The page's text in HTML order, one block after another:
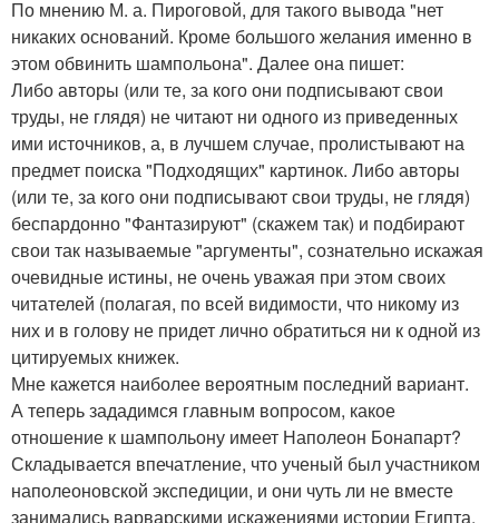
По мнению М. а. Пироговой, для такого вывода "нет
никаких оснований. Кроме большого желания именно в
этом обвинить шампольона". Далее она пишет:
Либо авторы (или те, за кого они подписывают свои
труды, не глядя) не читают ни одного из приведенных
ими источников, а, в лучшем случае, пролистывают на
предмет поиска "Подходящих" картинок. Либо авторы
(или те, за кого они подписывают свои труды, не глядя)
беспардонно "Фантазируют" (скажем так) и подбирают
свои так называемые "аргументы", сознательно искажая
очевидные истины, не очень уважая при этом своих
читателей (полагая, по всей видимости, что никому из
них и в голову не придет лично обратиться ни к одной из
цитируемых книжек.
Мне кажется наиболее вероятным последний вариант.
А теперь зададимся главным вопросом, какое
отношение к шампольону имеет Наполеон Бонапарт?
Складывается впечатление, что ученый был участником
наполеоновской экспедиции, и они чуть ли не вместе
занимались варварскими искажениями истории Египта.